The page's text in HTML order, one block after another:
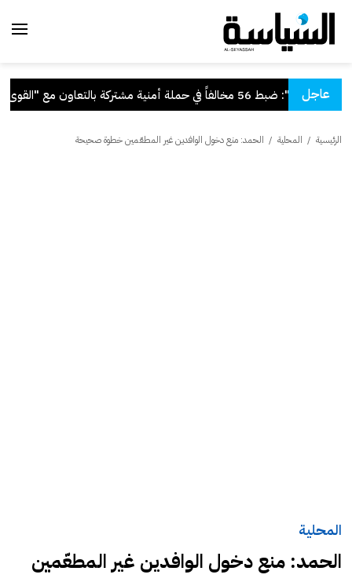
عاجل
"الداخلية": ضبط 56 مخالفاً في حملة أمنية مشتركة بالتعاون مع "القوى العاملة"
الرئيسية / المحلية / الحمد: منع دخول الوافدين غير المطعّمين خطوة صحيحة
المحلية
الحمد: منع دخول الوافدين غير المطعّمين